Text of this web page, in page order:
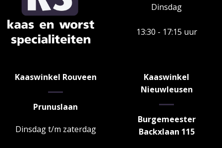
Dinsdag
13:30 - 17:15 uur
Kaaswinkel Rouveen
Prunuslaan
Dinsdag t/m zaterdag
Kaaswinkel
Nieuwleusen
Burgemeester
Backxlaan 115